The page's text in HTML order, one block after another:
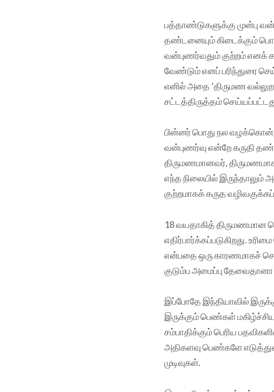
பத்தாண்டுகளுக்கு முன்பு
தண்டனையும் கிடைக்கும்
வன்புணர்வதும் குற்றம் எனக்
வேண்டும் எனப் பரிந்துரை
எனில் அதை ’திருமண
சட்டத்திருத்தம்
பின்னர் பொது நல
வன்புணர்வு என்றே கருதி
திருமணமானவர்,
எந்த நிலையில்
குற்றமாகக் கருத
18 வயதாகித்
எதிர்பார்க்கப்படுகிறது.
என்பதை ஒரு காரணமாகச்
குடும்ப அமைப்பு
இப்போதே இந்தியாவில்
இருக்கும் பெண்கள்
சம்பாதிக்கும் பெரிய
அதிகளவு பெண்களே
முடிவுகள்.